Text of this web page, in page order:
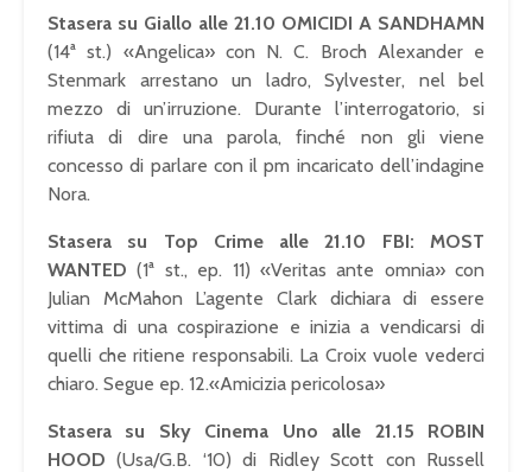
Stasera su Giallo alle 21.10 OMICIDI A SANDHAMN
(14ª st.) «Angelica» con N. C. Broch Alexander e
Stenmark arrestano un ladro, Sylvester, nel bel
mezzo di un’irruzione. Durante l’interrogatorio, si
rifiuta di dire una parola, finché non gli viene
concesso di parlare con il pm incaricato dell’indagine
Nora.
Stasera su Top Crime alle 21.10 FBI: MOST
WANTED (1ª st., ep. 11) «Veritas ante omnia» con
Julian McMahon L’agente Clark dichiara di essere
vittima di una cospirazione e inizia a vendicarsi di
quelli che ritiene responsabili. La Croix vuole vederci
chiaro. Segue ep. 12.«Amicizia pericolosa»
Stasera su Sky Cinema Uno alle 21.15 ROBIN
HOOD (Usa/G.B. ‘10) di Ridley Scott con Russell